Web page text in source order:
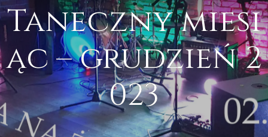
Taneczny miesi
ąc – grudzień 2
023